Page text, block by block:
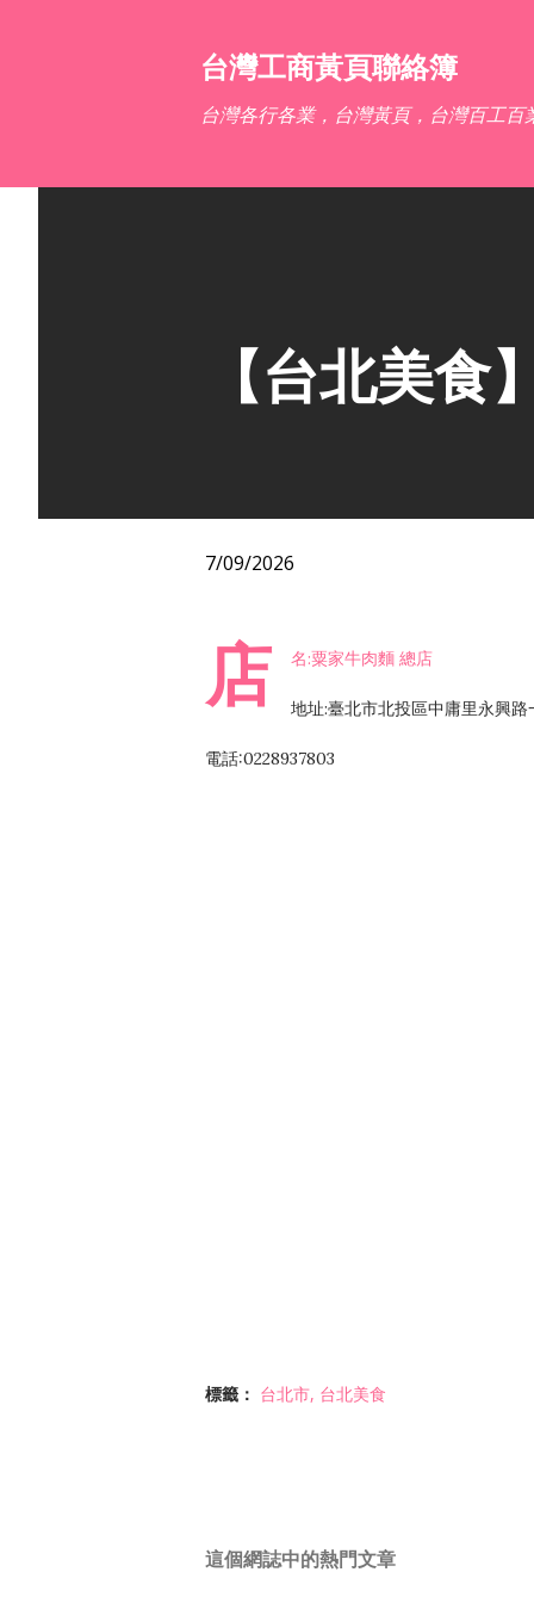
台灣工商黃頁聯絡簿
台灣各行各業，台灣黃頁，台灣百工百
【台北美食
7/09/2026
店 名:粟家牛肉麵 總店
地址:臺北市北投區中庸里永興路
電話:0228937803
標籤： 台北市 台北美食
這個網誌中的熱門文章